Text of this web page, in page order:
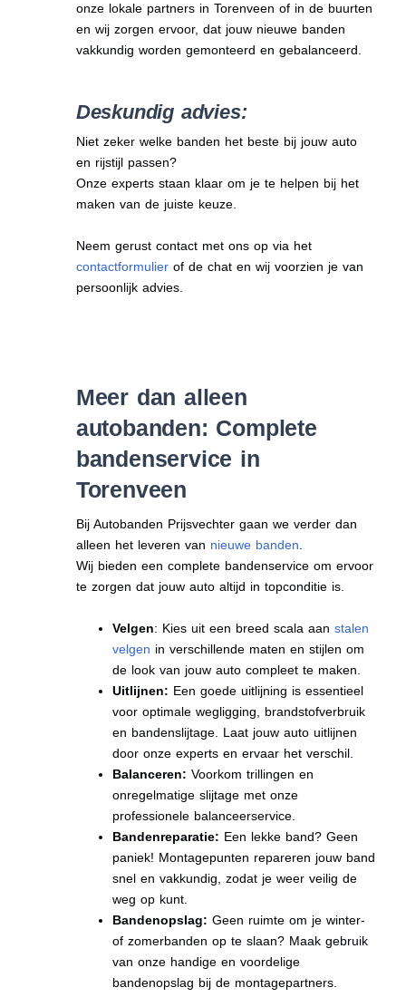
onze lokale partners in Torenveen of in de buurten
en wij zorgen ervoor, dat jouw nieuwe banden
vakkundig worden gemonteerd en gebalanceerd.
Deskundig advies:
Niet zeker welke banden het beste bij jouw auto
en rijstijl passen?
Onze experts staan klaar om je te helpen bij het
maken van de juiste keuze.
Neem gerust contact met ons op via het
contactformulierof de chat en wij voorzien je van
persoonlijk advies.
Meer dan alleen
autobanden: Complete
bandenservice in
Torenveen
Bij Autobanden Prijsvechter gaan we verder dan
alleen het leveren van nieuwe banden.
Wij bieden een complete bandenservice om ervoor
te zorgen dat jouw auto altijd in topconditie is.
Velgen: Kies uit een breed scala aan stalen
velgen in verschillende maten en stijlen om
de look van jouw auto compleet te maken.
Uitlijnen: Een goede uitlijning is essentieel
voor optimale wegligging, brandstofverbruik
en bandenslijtage. Laat jouw auto uitlijnen
door onze experts en ervaar het verschil.
Balanceren: Voorkom trillingen en
onregelmatige slijtage met onze
professionele balanceerservice.
Bandenreparatie: Een lekke band? Geen
paniek! Montagepunten repareren jouw band
snel en vakkundig, zodat je weer veilig de
weg op kunt.
Bandenopslag: Geen ruimte om je winter-
of zomerbanden op te slaan? Maak gebruik
van onze handige en voordelige
bandenopslag bij de montagepartners.